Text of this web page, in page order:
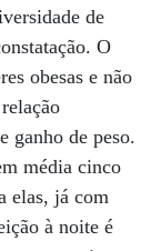
de
O
obesas e não
ganho de peso.
média cinco
elas, já com
à noite é